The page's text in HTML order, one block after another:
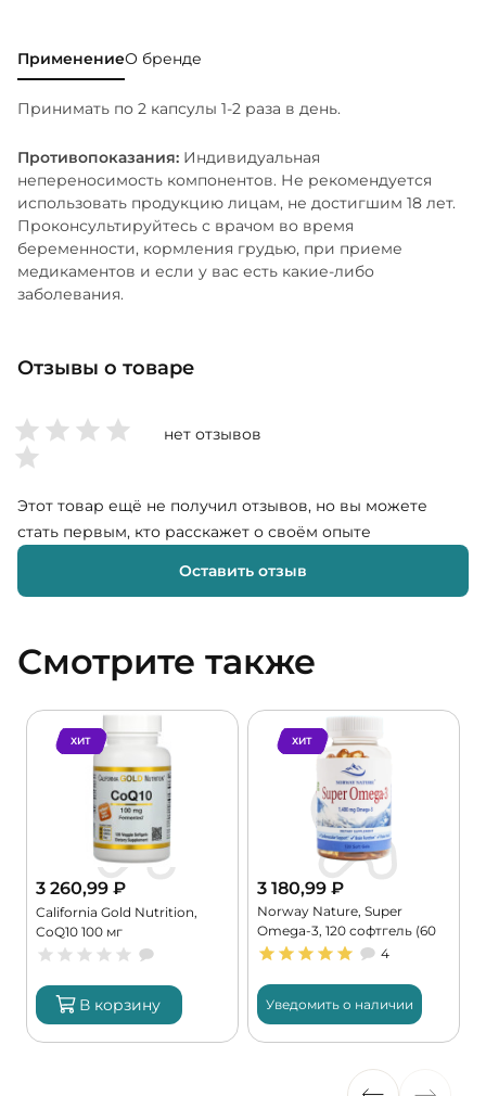
ПрименениеО бренде
Принимать по 2 капсулы 1-2 раза в день.
Противопоказания: Индивидуальная
непереносимость компонентов. Не рекомендуется
использовать продукцию лицам, не достигшим 18 лет.
Проконсультируйтесь с врачом во время
беременности, кормления грудью, при приеме
медикаментов и если у вас есть какие-либо
заболевания.
Отзывы о товаре
нет отзывов
Этот товар ещё не получил отзывов, но вы можете
стать первым, кто расскажет о своём опыте
Оставить отзыв
Смотрите также
ХИТ
3 260,99 ₽
California Gold Nutrition,
CoQ10 100 мг
В корзину
ХИТ
3 180,99 ₽
Norway Nature, Super
Omega-3, 120 софтгель (60
порций)
4
Уведомить о наличии